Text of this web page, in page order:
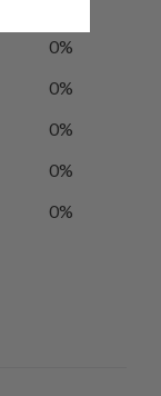
0%
0%
0%
0%
0%